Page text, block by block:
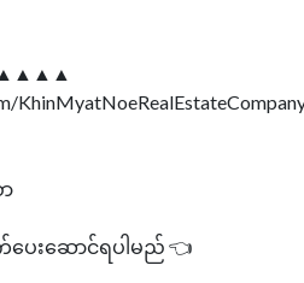
ေးဆောင်ရပါမည် 👈